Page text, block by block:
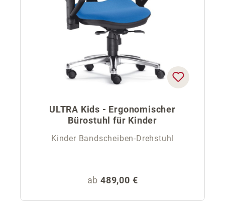
ULTRA Kids - Ergonomischer
Bürostuhl für Kinder
Kinder Bandscheiben-Drehstuhl
Regulärer Preis:
ab 489,00 €